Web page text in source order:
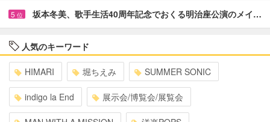
5 位 坂本冬美、歌手生活40周年記念でおくる明治座公演のメイ…
人気のキーワード
HIMARI 堀ちえみ SUMMER SONIC
indigo la End 展示会/博覧会/展覧会